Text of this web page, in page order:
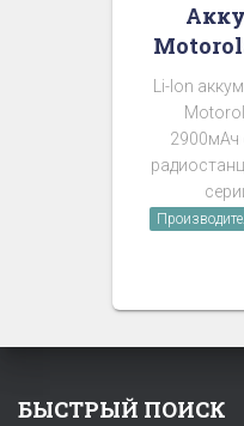
Li-Ion
2900мАч
БЫСТРЫЙ ПОИСК